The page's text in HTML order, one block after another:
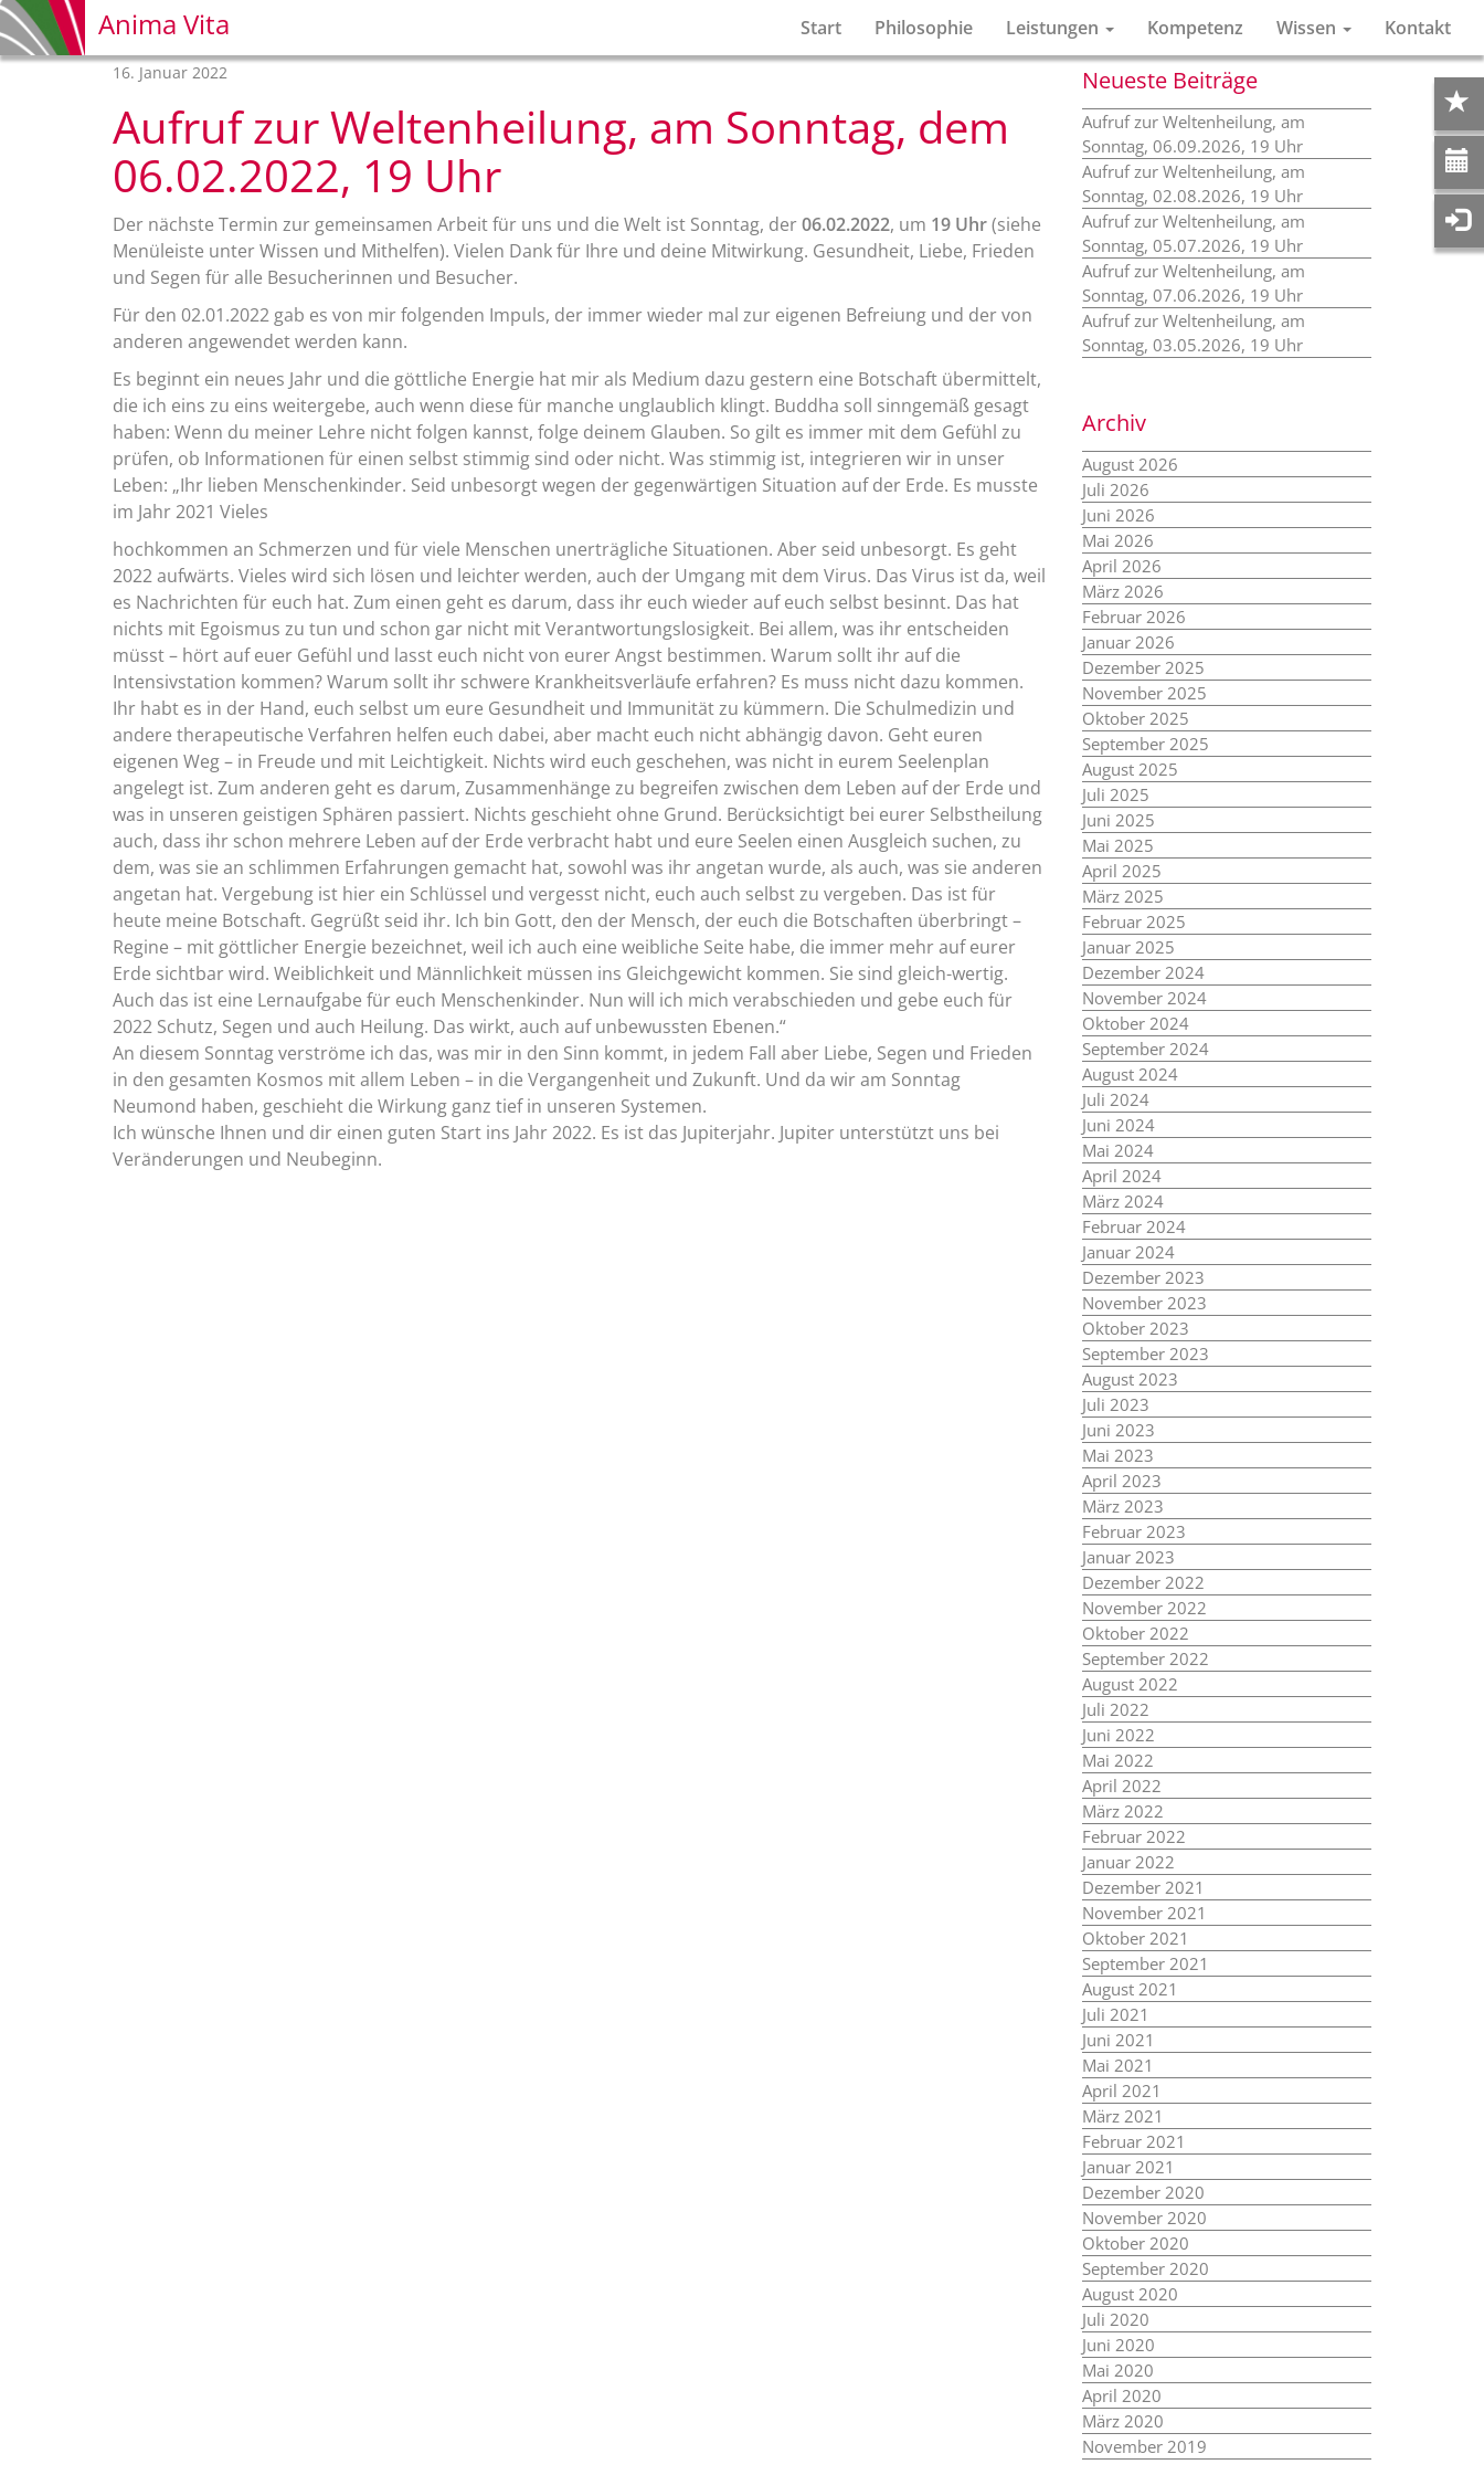
Anima Vita Start Philosophie Leistungen Kompetenz Wissen Kontakt
16. Januar 2022
Aufruf zur Weltenheilung, am Sonntag, dem
06.02.2022, 19 Uhr
Der nächste Termin zur gemeinsamen Arbeit für uns und die Welt ist Sonntag, der06.02.2022, um 19 Uhr(siehe
Menüleiste unter Wissen und Mithelfen). Vielen Dank für Ihre und deine Mitwirkung. Gesundheit, Liebe, Frieden
und Segen für alle Besucherinnen und Besucher.
Für den 02.01.2022 gab es von mir folgenden Impuls, der immer wieder mal zur eigenen Befreiung und der von
anderen angewendet werden kann.
Es beginnt ein neues Jahr und die göttliche Energie hat mir als Medium dazu gestern eine Botschaft übermittelt,
die ich eins zu eins weitergebe, auch wenn diese für manche unglaublich klingt. Buddha soll sinngemäß gesagt
haben: Wenn du meiner Lehre nicht folgen kannst, folge deinem Glauben. So gilt es immer mit dem Gefühl zu
prüfen, ob Informationen für einen selbst stimmig sind oder nicht. Was stimmig ist, integrieren wir in unser
Leben: „Ihr lieben Menschenkinder. Seid unbesorgt wegen der gegenwärtigen Situation auf der Erde. Es musste
im Jahr 2021 Vieles
hochkommen an Schmerzen und für viele Menschen unerträgliche Situationen. Aber seid unbesorgt. Es geht
2022 aufwärts. Vieles wird sich lösen und leichter werden, auch der Umgang mit dem Virus. Das Virus ist da, weil
es Nachrichten für euch hat. Zum einen geht es darum, dass ihr euch wieder auf euch selbst besinnt. Das hat
nichts mit Egoismus zu tun und schon gar nicht mit Verantwortungslosigkeit. Bei allem, was ihr entscheiden
müsst – hört auf euer Gefühl und lasst euch nicht von eurer Angst bestimmen. Warum sollt ihr auf die
Intensivstation kommen? Warum sollt ihr schwere Krankheitsverläufe erfahren? Es muss nicht dazu kommen.
Ihr habt es in der Hand, euch selbst um eure Gesundheit und Immunität zu kümmern. Die Schulmedizin und
andere therapeutische Verfahren helfen euch dabei, aber macht euch nicht abhängig davon. Geht euren
eigenen Weg – in Freude und mit Leichtigkeit. Nichts wird euch geschehen, was nicht in eurem Seelenplan
angelegt ist. Zum anderen geht es darum, Zusammenhänge zu begreifen zwischen dem Leben auf der Erde und
was in unseren geistigen Sphären passiert. Nichts geschieht ohne Grund. Berücksichtigt bei eurer Selbstheilung
auch, dass ihr schon mehrere Leben auf der Erde verbracht habt und eure Seelen einen Ausgleich suchen, zu
dem, was sie an schlimmen Erfahrungen gemacht hat, sowohl was ihr angetan wurde, als auch, was sie anderen
angetan hat. Vergebung ist hier ein Schlüssel und vergesst nicht, euch auch selbst zu vergeben. Das ist für
heute meine Botschaft. Gegrüßt seid ihr. Ich bin Gott, den der Mensch, der euch die Botschaften überbringt –
Regine – mit göttlicher Energie bezeichnet, weil ich auch eine weibliche Seite habe, die immer mehr auf eurer
Erde sichtbar wird. Weiblichkeit und Männlichkeit müssen ins Gleichgewicht kommen. Sie sind gleich-wertig.
Auch das ist eine Lernaufgabe für euch Menschenkinder. Nun will ich mich verabschieden und gebe euch für
2022 Schutz, Segen und auch Heilung. Das wirkt, auch auf unbewussten Ebenen.“
An diesem Sonntag verströme ich das, was mir in den Sinn kommt, in jedem Fall aber Liebe, Segen und Frieden
in den gesamten Kosmos mit allem Leben – in die Vergangenheit und Zukunft. Und da wir am Sonntag
Neumond haben, geschieht die Wirkung ganz tief in unseren Systemen.
Ich wünsche Ihnen und dir einen guten Start ins Jahr 2022. Es ist das Jupiterjahr. Jupiter unterstützt uns bei
Veränderungen und Neubeginn.
Neueste Beiträge
Aufruf zur Weltenheilung, am
Sonntag, 06.09.2026, 19 Uhr
Aufruf zur Weltenheilung, am
Sonntag, 02.08.2026, 19 Uhr
Aufruf zur Weltenheilung, am
Sonntag, 05.07.2026, 19 Uhr
Aufruf zur Weltenheilung, am
Sonntag, 07.06.2026, 19 Uhr
Aufruf zur Weltenheilung, am
Sonntag, 03.05.2026, 19 Uhr
Archiv
August 2026
Juli 2026
Juni 2026
Mai 2026
April 2026
März 2026
Februar 2026
Januar 2026
Dezember 2025
November 2025
Oktober 2025
September 2025
August 2025
Juli 2025
Juni 2025
Mai 2025
April 2025
März 2025
Februar 2025
Januar 2025
Dezember 2024
November 2024
Oktober 2024
September 2024
August 2024
Juli 2024
Juni 2024
Mai 2024
April 2024
März 2024
Februar 2024
Januar 2024
Dezember 2023
November 2023
Oktober 2023
September 2023
August 2023
Juli 2023
Juni 2023
Mai 2023
April 2023
März 2023
Februar 2023
Januar 2023
Dezember 2022
November 2022
Oktober 2022
September 2022
August 2022
Juli 2022
Juni 2022
Mai 2022
April 2022
März 2022
Februar 2022
Januar 2022
Dezember 2021
November 2021
Oktober 2021
September 2021
August 2021
Juli 2021
Juni 2021
Mai 2021
April 2021
März 2021
Februar 2021
Januar 2021
Dezember 2020
November 2020
Oktober 2020
September 2020
August 2020
Juli 2020
Juni 2020
Mai 2020
April 2020
März 2020
November 2019